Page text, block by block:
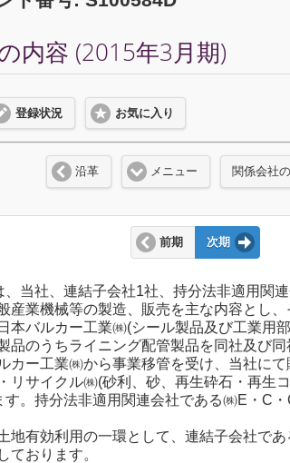
内容 (2015年3月期)
登録状況 お気に入り
沿革 メニュー 関係会社
前期 次期
当社、連結子会社1社、持分法非適用関
産業機械等の製造、販売を主な内容とし
本バルカー工業㈱(シール製品及び工業用
品のうちライニング配管製品を同社及び
ー工業㈱から事業移管を受け、当社にて
リサイクル㈱(砂利、砂、再生砕石・再生
。持分法非適用関連会社である㈱E・C
地有効利用の一環として、連結子会社で
ております。